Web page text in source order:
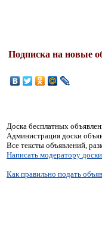
Подписка на новые
Доска бесплатных
Администрация доски
Все тексты объявлений,
Написать модератору
Как правильно подать